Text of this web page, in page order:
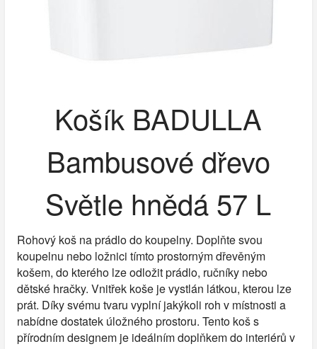
Košík BADULLA
Bambusové dřevo
Světle hnědá 57 L
Rohový koš na prádlo do koupelny. Doplňte svou
koupelnu nebo ložnici tímto prostorným dřevěným
košem, do kterého lze odložit prádlo, ručníky nebo
dětské hračky. Vnitřek koše je vystlán látkou, kterou lze
prát. Díky svému tvaru vyplní jakýkoli roh v místnosti a
nabídne dostatek úložného prostoru. Tento koš s
přírodním designem je ideálním doplňkem do interiérů v